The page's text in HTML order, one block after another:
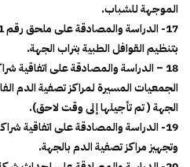
الموجهة للشباب.
بتنظيم القوافل الطبية بتراب الجهة.
18 – الدراسة والمصادقة على
الجمعيات المسيرة لمراكز تصفية الدم
الجهة ( تم تأجيلها إلى وقت لاحق).
19- الدراسة والمصادقة على اتفاقية
وتجهيز مراكز تصفية الدم بالجهة.